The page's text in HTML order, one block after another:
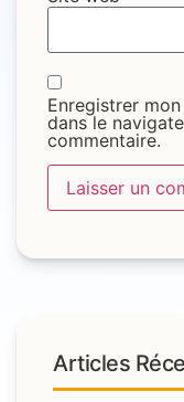
Enregistrer
dans le
commentaire.
Articles